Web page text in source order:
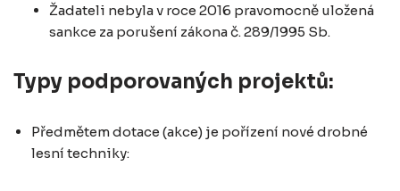
Žadateli nebyla v roce 2016 pravomocně uložená
sankce za porušení zákona č. 289/1995 Sb.
Typy podporovaných projektů:
Předmětem dotace (akce) je pořízení nové drobné
lesní techniky: